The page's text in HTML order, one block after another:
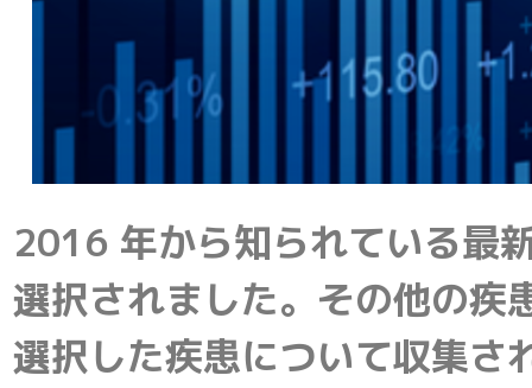
2016 年から知られている最
選択されました。その他の
選択した疾患について収集さ